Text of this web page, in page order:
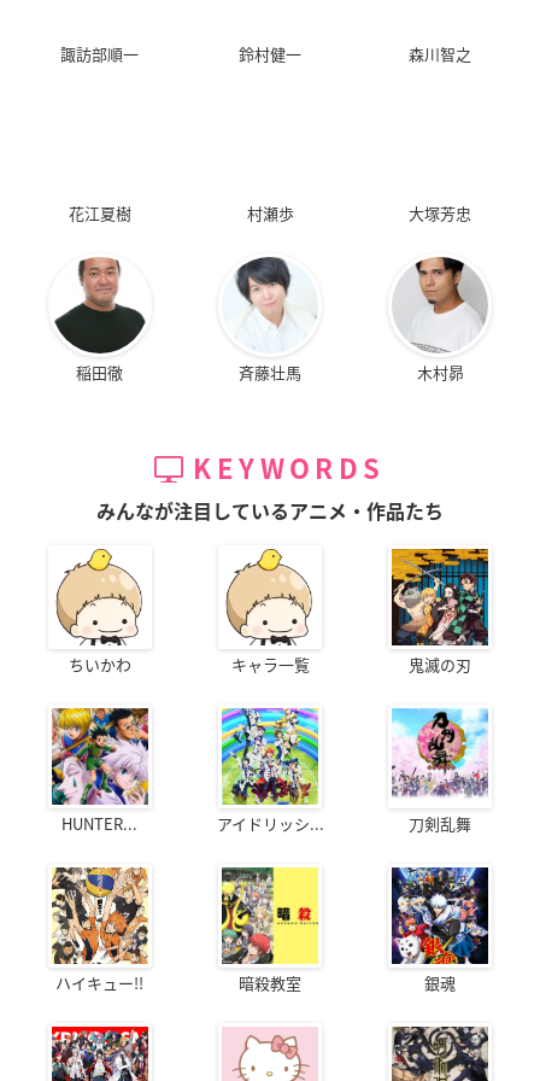
諏訪部順一 鈴村健一 森川智之
花江夏樹 村瀬歩 大塚芳忠
稲田徹 斉藤壮馬 木村昴
KEYWORDS
みんなが注目しているアニメ・作品たち
ちいかわ キャラ一覧 鬼滅の刃
HUNTER... アイドリッシ... 刀剣乱舞
ハイキュー!! 暗殺教室 銀魂